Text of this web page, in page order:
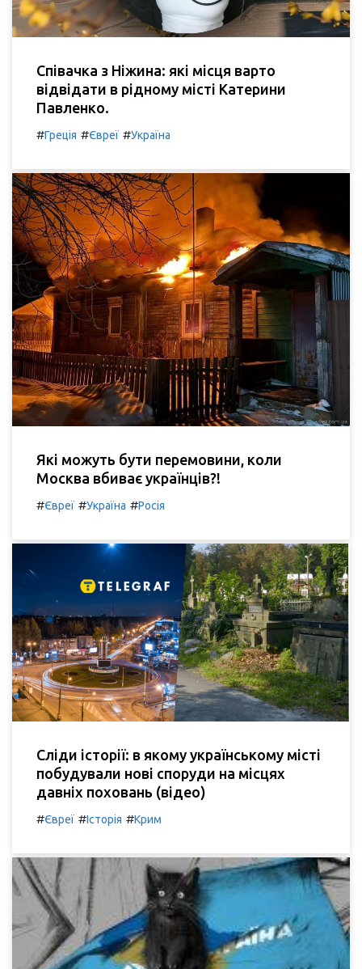
Співачка з Ніжина: які місця варто
відвідати в рідному місті Катерини
Павленко.
#Греція #Євреї #Україна
Які можуть бути перемовини, коли
Москва вбиває українців?!
#Євреї #Україна #Росія
Сліди історії: в якому українському місті
побудували нові споруди на місцях
давніх поховань (відео)
#Євреї #Історія #Крим